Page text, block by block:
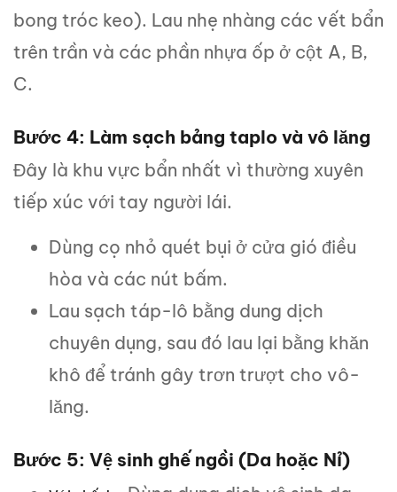
bong tróc keo). Lau nhẹ nhàng các vết bẩn
trên trần và các phần nhựa ốp ở cột A, B,
C.
Bước 4: Làm sạch bảng taplo và vô lăng
Đây là khu vực bẩn nhất vì thường xuyên
tiếp xúc với tay người lái.
Dùng cọ nhỏ quét bụi ở cửa gió điều
hòa và các nút bấm.
Lau sạch táp-lô bằng dung dịch
chuyên dụng, sau đó lau lại bằng khăn
khô để tránh gây trơn trượt cho vô-
lăng.
Bước 5: Vệ sinh ghế ngồi (Da hoặc Nỉ)